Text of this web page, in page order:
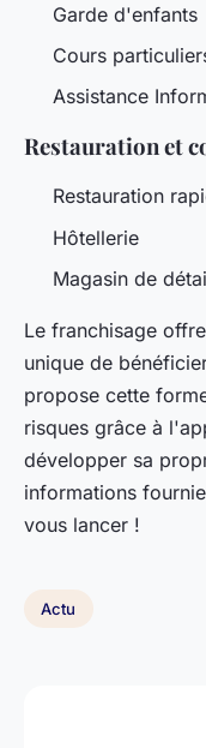
Garde d'enfants
Cours
Assistance
Restauration et
Restauration
Hôtellerie
Magasin de
Le franchisage
unique de
propose cette
risques grâce à
développer sa
informations
vous lancer !
Actu